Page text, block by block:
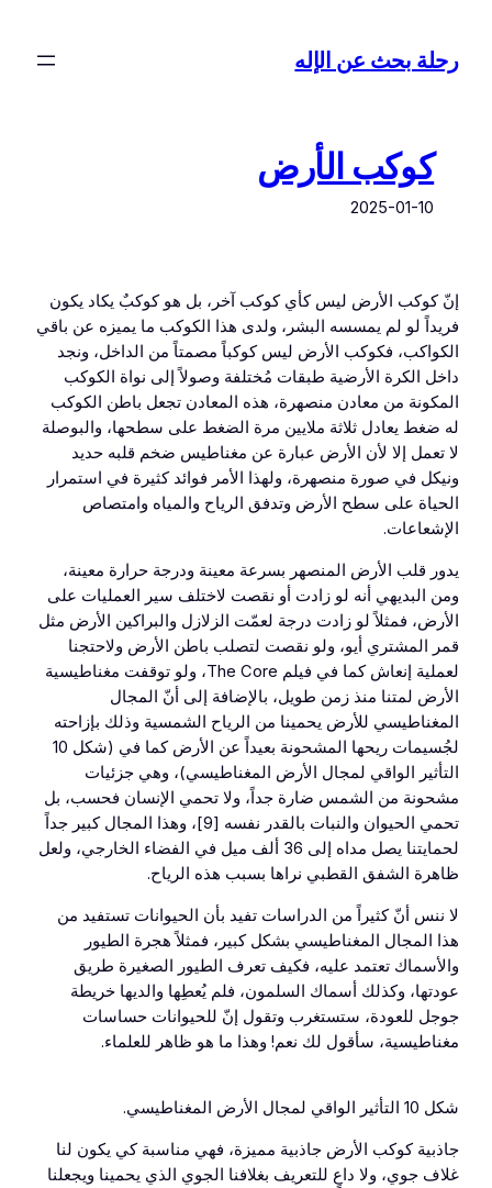
المحتوى
رحلة بحث عن الإله
كوكب الأرض
2025-01-10
إنّ كوكب الأرض ليس كأي كوكب آخر، بل هو كوكبٌ يكاد يكون
فريداً لو لم يمسسه البشر، ولدى هذا الكوكب ما يميزه عن باقي
الكواكب، فكوكب الأرض ليس كوكباً مصمتاً من الداخل، ونجد
داخل الكرة الأرضية طبقات مُختلفة وصولاً إلى نواة الكوكب
المكونة من معادن منصهرة، هذه المعادن تجعل باطن الكوكب
له ضغط يعادل ثلاثة ملايين مرة الضغط على سطحها، والبوصلة
لا تعمل إلا لأن الأرض عبارة عن مغناطيس ضخم قلبه حديد
ونيكل في صورة منصهرة، ولهذا الأمر فوائد كثيرة في استمرار
الحياة على سطح الأرض وتدفق الرياح والمياه وامتصاص
الإشعاعات.
يدور قلب الأرض المنصهر بسرعة معينة ودرجة حرارة معينة،
ومن البديهي أنه لو زادت أو نقصت لاختلف سير العمليات على
الأرض، فمثلاً لو زادت درجة لعمّت الزلازل والبراكين الأرض مثل
قمر المشتري أيو، ولو نقصت لتصلب باطن الأرض ولاحتجنا
لعملية إنعاش كما في فيلم The Core، ولو توقفت مغناطيسية
الأرض لمتنا منذ زمن طويل، بالإضافة إلى أنّ المجال
المغناطيسي للأرض يحمينا من الرياح الشمسية وذلك بإزاحته
لجُسيمات ريحها المشحونة بعيداً عن الأرض كما في (شكل 10
التأثير الواقي لمجال الأرض المغناطيسي)، وهي جزئيات
مشحونة من الشمس ضارة جداً، ولا تحمي الإنسان فحسب، بل
تحمي الحيوان والنبات بالقدر نفسه [9]، وهذا المجال كبير جداً
لحمايتنا يصل مداه إلى 36 ألف ميل في الفضاء الخارجي، ولعل
ظاهرة الشفق القطبي نراها بسبب هذه الرياح.
لا ننس أنّ كثيراً من الدراسات تفيد بأن الحيوانات تستفيد من
هذا المجال المغناطيسي بشكل كبير، فمثلاً هجرة الطيور
والأسماك تعتمد عليه، فكيف تعرف الطيور الصغيرة طريق
عودتها، وكذلك أسماك السلمون، فلم يُعطِها والديها خريطة
جوجل للعودة، ستستغرب وتقول إنّ للحيوانات حساسات
مغناطيسية، سأقول لك نعم! وهذا ما هو ظاهر للعلماء.
شكل 10 التأثير الواقي لمجال الأرض المغناطيسي.
جاذبية كوكب الأرض جاذبية مميزة، فهي مناسبة كي يكون لنا
غلاف جوي، ولا داعٍ للتعريف بغلافنا الجوي الذي يحمينا ويجعلنا